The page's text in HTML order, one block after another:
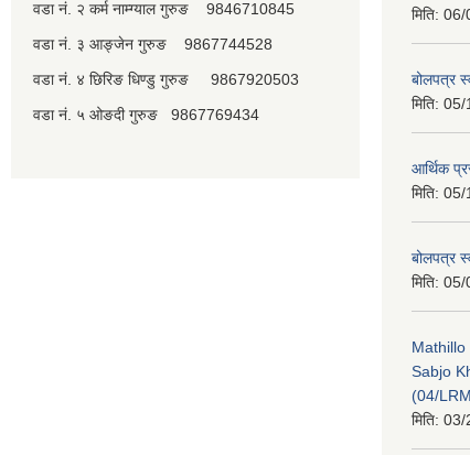
वडा नं. २ कर्म नाम्ग्याल गुरुङ 9846710845
वडा नं. ३ आङ्जेन गुरुङ 9867744528
वडा नं. ४ छिरिङ धिण्डु गुरुङ 9867920503
वडा नं. ५ ओङदी गुरुङ 9867769434
मिति: 06/
बोलपत्र
मिति: 05/
आर्थिक
मिति: 05/
बोलपत्र
मिति: 05/
Sabjo
(04/
मिति: 03/